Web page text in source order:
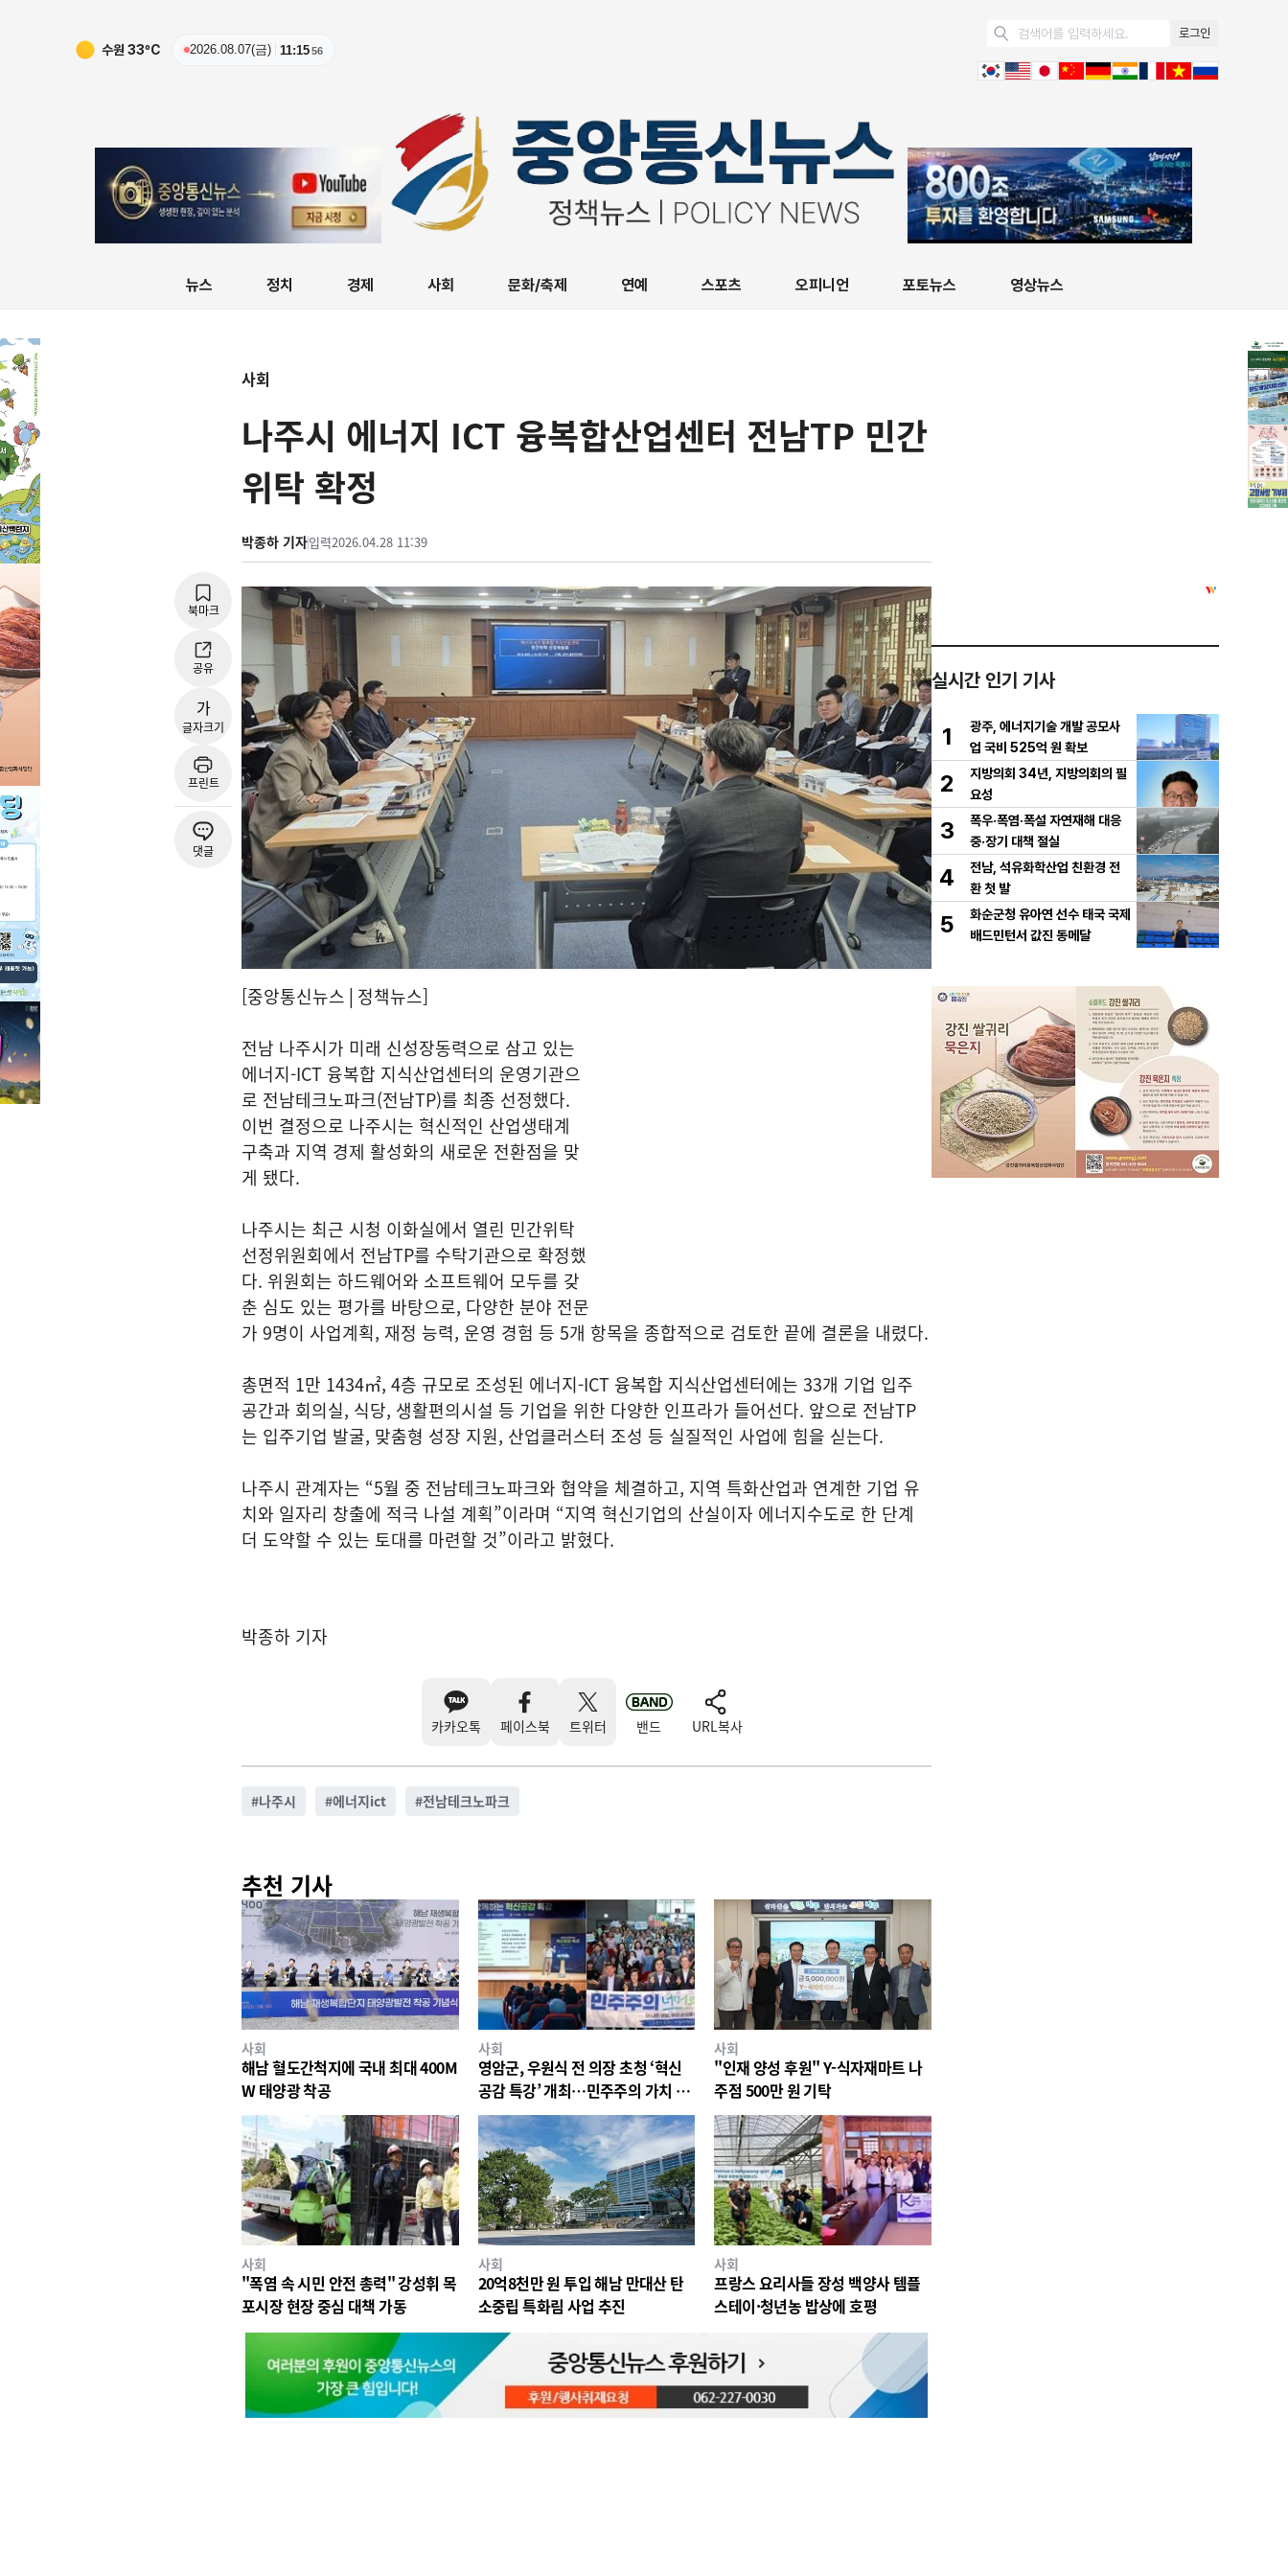
수원 33ºC 2026.08.07(금) 11:1557
로그인
뉴스 정치 경제 사회 문화/축제 연예 스포츠 오피니언 포토뉴스 영상뉴스
사회
나주시 에너지 ICT 융복합산업센터 전남TP 민간
위탁 확정
박종하 기자입력2026.04.28 11:39
북마크
공유
가
글자크기
프린트
댓글
[중앙통신뉴스│정책뉴스]
전남 나주시가 미래 신성장동력으로 삼고 있는
에너지-ICT 융복합 지식산업센터의 운영기관으
로 전남테크노파크(전남TP)를 최종 선정했다.
이번 결정으로 나주시는 혁신적인 산업생태계
구축과 지역 경제 활성화의 새로운 전환점을 맞
게 됐다.
나주시는 최근 시청 이화실에서 열린 민간위탁
선정위원회에서 전남TP를 수탁기관으로 확정했
다. 위원회는 하드웨어와 소프트웨어 모두를 갖
춘 심도 있는 평가를 바탕으로, 다양한 분야 전문
가 9명이 사업계획, 재정 능력, 운영 경험 등 5개 항목을 종합적으로 검토한 끝에 결론을 내렸다.
총면적 1만 1434㎡, 4층 규모로 조성된 에너지-ICT 융복합 지식산업센터에는 33개 기업 입주
공간과 회의실, 식당, 생활편의시설 등 기업을 위한 다양한 인프라가 들어선다. 앞으로 전남TP
는 입주기업 발굴, 맞춤형 성장 지원, 산업클러스터 조성 등 실질적인 사업에 힘을 싣는다.
나주시 관계자는 “5월 중 전남테크노파크와 협약을 체결하고, 지역 특화산업과 연계한 기업 유
치와 일자리 창출에 적극 나설 계획”이라며 “지역 혁신기업의 산실이자 에너지수도로 한 단계
더 도약할 수 있는 토대를 마련할 것”이라고 밝혔다.
박종하 기자
카카오톡 페이스북 트위터 밴드 URL복사
#나주시 #에너지ict #전남테크노파크
추천 기사
사회
해남 혈도간척지에 국내 최대 400M
W 태양광 착공
사회
영암군, 우원식 전 의장 초청 ‘혁신
공감 특강’ 개최…민주주의 가치 공
유
사회
"인재 양성 후원" Y-식자재마트 나
주점 500만 원 기탁
사회
"폭염 속 시민 안전 총력" 강성휘 목
포시장 현장 중심 대책 가동
사회
20억8천만 원 투입 해남 만대산 탄
소중립 특화림 사업 추진
사회
프랑스 요리사들 장성 백양사 템플
스테이·청년농 밥상에 호평
실시간 인기 기사
1
광주, 에너지기술 개발 공모사
업 국비 525억 원 확보
2
지방의회 34년, 지방의회의 필
요성
3
폭우·폭염·폭설 자연재해 대응
중·장기 대책 절실
4
전남, 석유화학산업 친환경 전
환 첫 발
5
화순군청 유아연 선수 태국 국제
배드민턴서 값진 동메달